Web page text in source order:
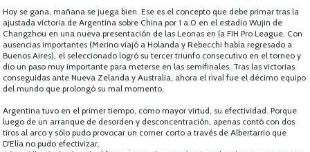
Hoy se gana, mañana se juega bien. Ese es el concepto que debe primar tras la
ajustada victoria de Argentina sobre China por 1 a 0 en el estadio Wujin de
Changzhou en una nueva presentación de las Leonas en la FIH Pro League. Con
ausencias importantes (Merino viajó a Holanda y Rebecchi había regresado a
Buenos Aires), el seleccionado logró su tercer triunfo consecutivo en el torneo y
dio un paso muy importante para meterse en las semifinales. Tras las victorias
conseguidas ante Nueva Zelanda y Australia, ahora el rival fue el décimo equipo
del mundo que prolongó su mal momento.
Argentina tuvo en el primer tiempo, como mayor virtud, su efectividad. Porque
luego de un arranque de desorden y desconcentración, apenas contó con dos
tiros al arco y sólo pudo provocar un corner corto a través de Albertarrio que
D'Elía no pudo efectivizar.